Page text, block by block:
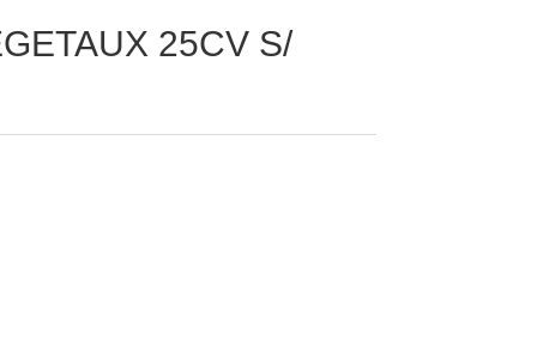
25CV S/